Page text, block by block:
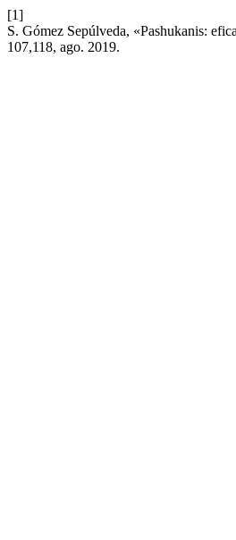
[1]
S. Gómez Sepúlveda, «Pashukanis:
107,118, ago. 2019.